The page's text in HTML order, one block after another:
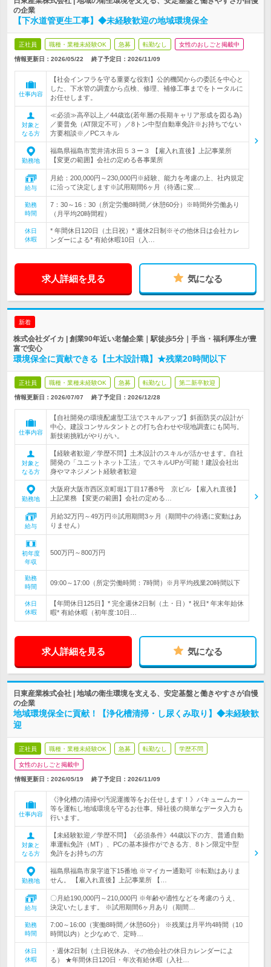
の企業
【下水道管更生工事】◆未経験歓迎の地域環境保全
正社員 職種・業種未経験OK 急募 転勤なし 女性のおしごと掲載中
情報更新日：2026/05/22 終了予定日： 2026/11/09
仕事内容
【社会インフラを守る重要な役割】公的機関からの委託を中心と
した、下水管の調査から点検、修理、補修工事までをトータルに
お任せします。
対象と
なる方
≪必須≫高卒以上／44歳迄(若年層の長期キャリア形成を図る為)
／要普免（AT限定不可）／8トン中型自動車免許※お持ちでない
方要相談※／PCスキル
勤務地
福島県福島市荒井清水田５３ー３ 【雇入れ直後】上記事業所
【変更の範囲】会社の定める各事業所
給与
月給：200,000円～230,000円※経験、能力を考慮の上、社内規定
に沿って決定します※試用期間6ヶ月（待遇に変…
勤務
時間
7：30～16：30（所定労働8時間／休憩60分）※時間外労働あり
（月平均20時間程）
休日
休暇
* 年間休日120日（土日祝）* 週休2日制※その他休日は会社カレ
ンダーによる* 有給休暇10日（入…
求人詳細を見る 気になる
新着
株式会社ダイカ | 創業90年近い老舗企業｜駅徒歩5分｜手当・福利厚生が豊
富で安心
環境保全に貢献できる【土木設計職】★残業20時間以下
正社員 職種・業種未経験OK 急募 転勤なし 第二新卒歓迎
情報更新日：2026/07/07 終了予定日： 2026/12/28
仕事内容
【自社開発の環境配慮型工法でスキルアップ】斜面防災の設計が
中心。建設コンサルタントとの打ち合わせや現地調査にも関与。
新技術挑戦がやりがい。
対象と
なる方
【経験者歓迎／学歴不問】土木設計のスキルが活かせます。自社
開発の「ユニットネット工法」でスキルUPが可能！建設会社出
身やマネジメント経験者歓迎
勤務地
大阪府大阪市西区京町堀1丁目17番8号 京ビル 【雇入れ直後】
上記業務 【変更の範囲】会社の定める…
給与
月給32万円～49万円※試用期間3ヶ月（期間中の待遇に変動はあ
りません）
初年度
年収
500万円～800万円
勤務
時間
09:00～17:00（所定労働時間：7時間）※月平均残業20時間以下
休日
休暇
【年間休日125日】* 完全週休2日制（土・日）* 祝日* 年末年始休
暇* 有給休暇（初年度:10日…
求人詳細を見る 気になる
日東産業株式会社 | 地域の衛生環境を支える、安定基盤と働きやすさが自慢
の企業
地域環境保全に貢献！【浄化槽清掃・し尿くみ取り】◆未経験歓
迎
正社員 職種・業種未経験OK 急募 転勤なし 学歴不問
女性のおしごと掲載中
情報更新日：2026/05/19 終了予定日： 2026/11/09
仕事内容
《浄化槽の清掃や汚泥運搬等をお任せします！》バキュームカー
等を運転し地域環境を守るお仕事。帰社後の簡単なデータ入力も
行います。
対象と
なる方
【未経験歓迎／学歴不問】《必須条件》44歳以下の方、普通自動
車運転免許（MT）、PCの基本操作ができる方、8トン限定中型
免許をお持ちの方
勤務地
福島県福島市泉字道下15番地 ※マイカー通勤可 ※転勤はありま
せん。 【雇入れ直後】上記事業所 【…
給与
〇月給190,000円～210,000円 ※年齢や適性などを考慮のうえ、
決定いたします。 ※試用期間6ヶ月あり（期間…
勤務
時間
7:00～16:00（実働8時間／休憩60分） ※残業は月平均4時間（10
時間以内）と少なめで、定時…
休日
休暇
・週休2日制（土日祝休み、その他会社の休日カレンダーによ
る） ★年間休日120日・年次有給休暇（入社…